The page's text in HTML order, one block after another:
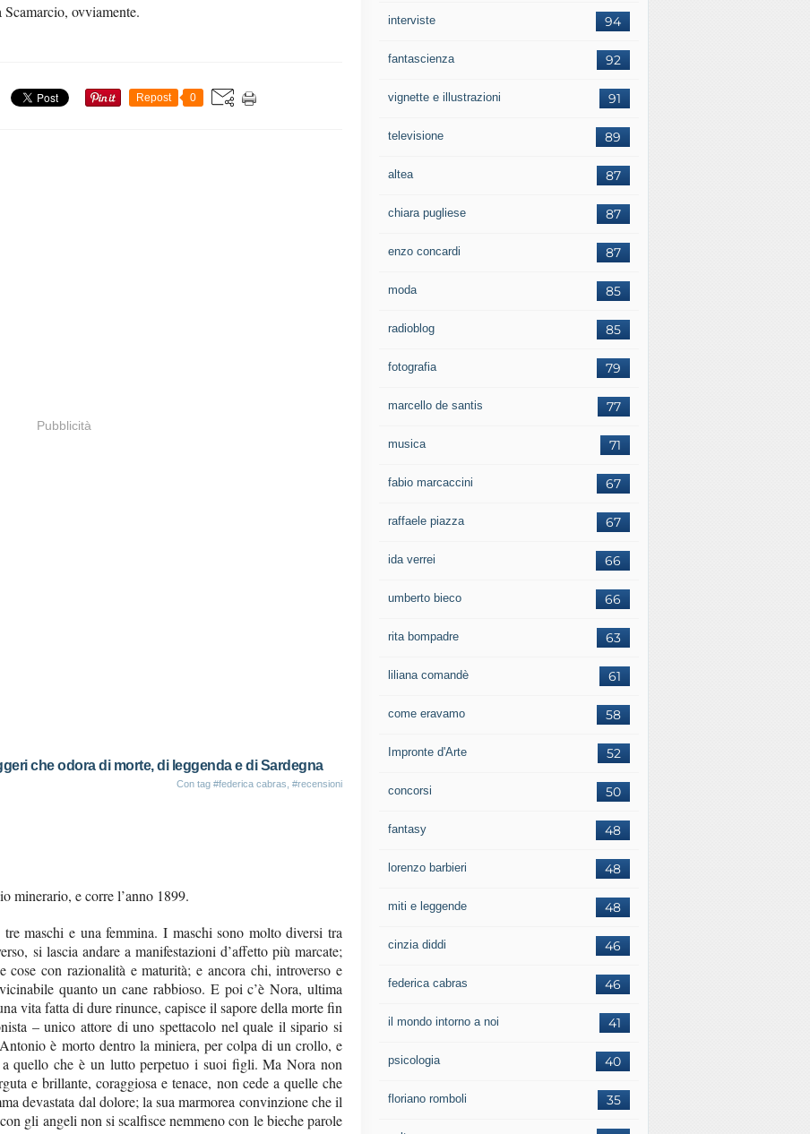
ovviamente.
Repost 0
Pubblicità
che odora di morte, di leggenda e di Sardegna
Con tag #federica cabras #recensioni
minerario, e corre l’anno 1899.
maschi e una femmina. I maschi sono molto diversi tra
si lascia andare a manifestazioni d’affetto più marcate;
cose con razionalità e maturità; e ancora chi, introverso e
quanto un cane rabbioso. E poi c’è Nora, ultima
vita fatta di dure rinunce, capisce il sapore della morte fin
– unico attore di uno spettacolo nel quale il sipario si
è morto dentro la miniera, per colpa di un crollo, e
quello che è un lutto perpetuo i suoi figli. Ma Nora non
e brillante, coraggiosa e tenace, non cede a quelle che
devastata dal dolore; la sua marmorea convinzione che il
gli angeli non si scalfisce nemmeno con le bieche parole
94
interviste
92
fantascienza
91
vignette e illustrazioni
89
televisione
87
altea
87
chiara pugliese
87
enzo concardi
85
moda
85
radioblog
79
fotografia
77
marcello de santis
71
musica
67
fabio marcaccini
67
raffaele piazza
66
ida verrei
66
umberto bieco
63
rita bompadre
61
liliana comandè
58
come eravamo
52
Impronte d'Arte
50
concorsi
48
fantasy
48
lorenzo barbieri
48
miti e leggende
46
cinzia diddi
46
federica cabras
41
il mondo intorno a noi
40
psicologia
35
floriano romboli